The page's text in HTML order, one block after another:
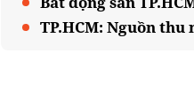
TP.HCM: Nguồn